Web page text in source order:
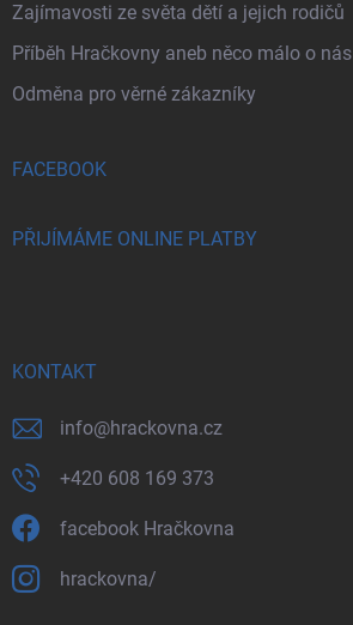
Zajímavosti ze světa dětí a jejich rodičů
Příběh Hračkovny aneb něco málo o nás
Odměna pro věrné zákazníky
FACEBOOK
PŘIJÍMÁME ONLINE PLATBY
KONTAKT
info@hrackovna.cz
+420 608 169 373
facebook Hračkovna
hrackovna/